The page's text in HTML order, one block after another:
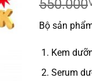
dựa trên
550.000
Bộ sản
Kem
Serum